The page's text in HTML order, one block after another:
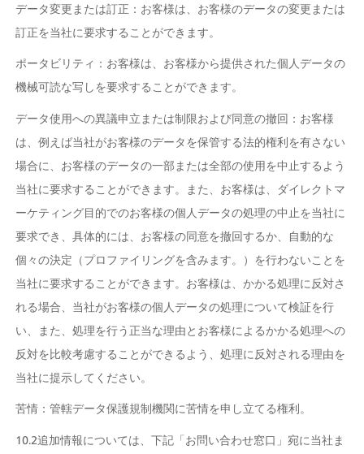
データ変更または訂正：お客様は、お客様のデータの変更または
訂正を当社に要求することができます。
ポータビリティ：お客様は、お客様から提供された個人データの
機械可読な写しを要求することができます。
データ使用への異議申立または制限および同意の撤回：お客様
は、例えば当社がお客様のデータを保管する法的権利を有さない
場合に、お客様のデータの一部または全部の使用を中止するよう
当社に要求することができます。また、お客様は、ダイレクトマ
ーケティング目的でのお客様の個人データの処理の中止を当社に
要求でき、具体的には、お客様の同意を撤回するか、自動的な
個々の決定（プロファイリングを含みます。）を行わないことを
当社に要求することができます。お客様は、かかる処理に反対さ
れる場合、当社がお客様の個人データの処理について検証を行
い、また、処理を行う正当な理由とお客様によるかかる処理への
反対を比較考慮することができるよう、処理に反対される理由を
当社に提示してください。
苦情：管轄データ保護規制機関に苦情を申し立てる権利。
10.2追加情報については、下記「お問い合わせ窓口」宛に当社ま